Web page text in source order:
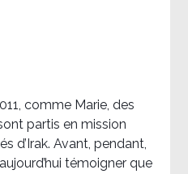
comme Marie, des
partis en mission
d’Irak. Avant, pendant,
témoigner que